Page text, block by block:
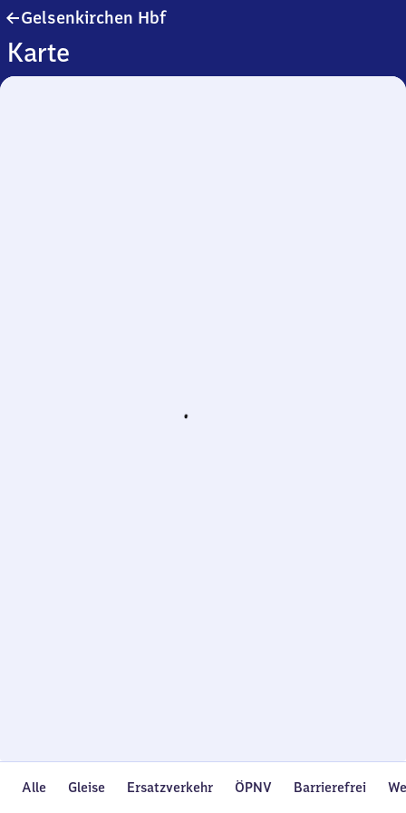
Gelsenkirchen HbfGelsenkirchen
Karte
Alle Gleise Ersatzverkehr ÖPNV Barrierefrei